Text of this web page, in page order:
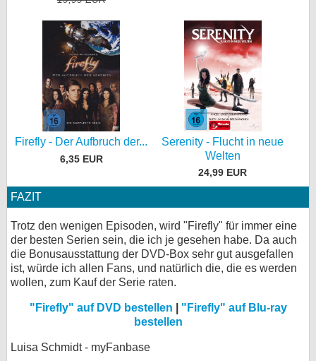
Firefly - Der Aufbruch der...
6,35 EUR
Serenity - Flucht in neue
Welten
24,99 EUR
FAZIT
Trotz den wenigen Episoden, wird "Firefly" für immer eine
der besten Serien sein, die ich je gesehen habe. Da auch
die Bonusausstattung der DVD-Box sehr gut ausgefallen
ist, würde ich allen Fans, und natürlich die, die es werden
wollen, zum Kauf der Serie raten.
"Firefly" auf DVD bestellen
"Firefly" auf Blu-ray
bestellen
Luisa Schmidt - myFanbase